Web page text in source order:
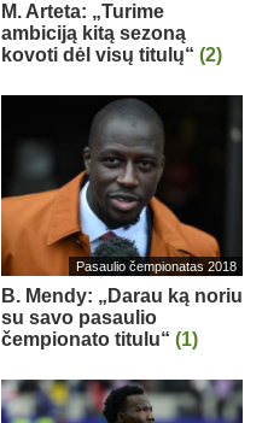
M. Arteta: „Turime
ambiciją kitą sezoną
kovoti dėl visų titulų“ (2)
Pasaulio čempionatas 2018
B. Mendy: „Darau ką noriu
su savo pasaulio
čempionato titulu“ (1)